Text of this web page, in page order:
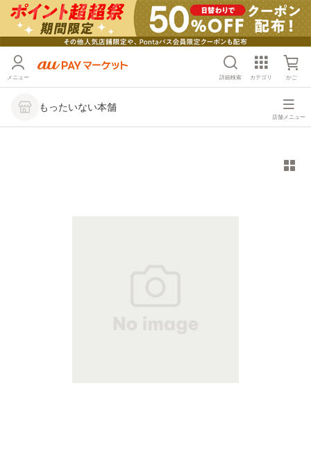
メニュー 詳細検索 カテゴリ かご
もったいない本舗
店舗メニュー